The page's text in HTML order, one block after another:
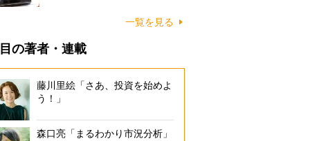
一覧を見る
の著者・連載
藤川里絵「さあ、投資を始めよ
う！」
森口亮「まるわかり市況分析」